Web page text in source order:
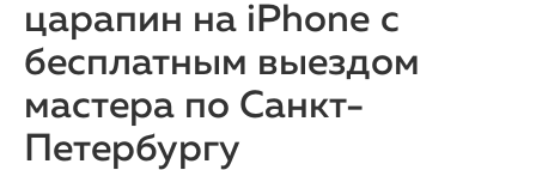
царапин на iPhone с
бесплатным выездом
мастера по Санкт-
Петербургу